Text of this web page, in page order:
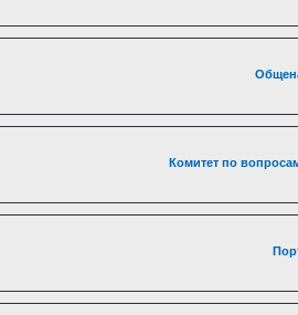
Комитет по